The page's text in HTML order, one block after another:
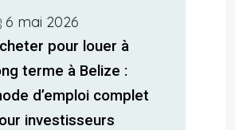
6 mai 2026
pour louer à
terme à Belize :
d’emploi complet
investisseurs